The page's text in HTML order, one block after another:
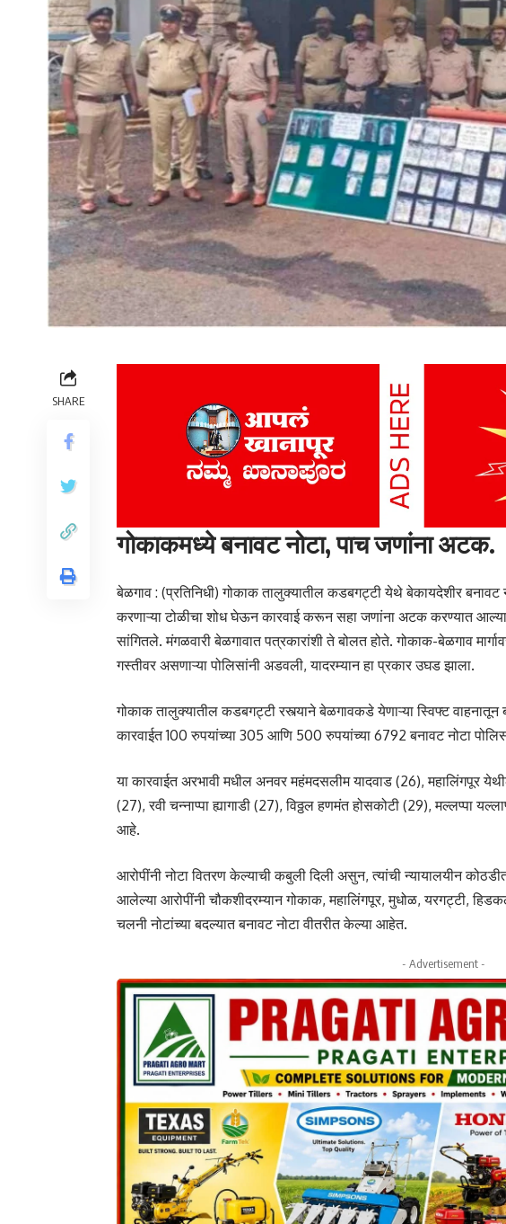
SHARE
गोकाकमध्ये बनावट नोटा, पाच जणांना अटक.
बेळगाव : (प्रतिनिधी) गोकाक तालुक्यातील कडबगट्टी येथे बेकायदेशीर
करणाऱ्या टोळीचा शोध घेऊन कारवाई करून सहा जणांना अटक करण्यात
सांगितले. मंगळवारी बेळगावात पत्रकारांशी ते बोलत होते. गोकाक-बेळगाव
गस्तीवर असणाऱ्या पोलिसांनी अडवली, यादरम्यान हा प्रकार उघड झाला.
गोकाक तालुक्यातील कडबगट्टी रस्त्याने बेळगावकडे येणाऱ्या स्विफ्ट वाहनातून
कारवाईत 100 रुपयांच्या 305 आणि 500 रुपयांच्या 6792 बनावट नोटा
या कारवाईत अरभावी मधील अनवर महंमदसलीम यादवाड (26), महालिंगपूर
(27), रवी चन्नाप्पा ह्यागाडी (27), विठ्ठल हणमंत होसकोटी (29), मल्लप्पा
आहे.
आरोपींनी नोटा वितरण केल्याची कबुली दिली असुन, त्यांची न्यायालयीन
आलेल्या आरोपींनी चौकशीदरम्यान गोकाक, महालिंगपूर, मुधोळ, यरगट्टी,
चलनी नोटांच्या बदल्यात बनावट नोटा वीतरीत केल्या आहेत.
- Advertisement -